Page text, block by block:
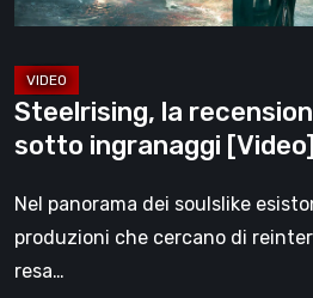
Steelrising, la
sotto ingranaggi [Video]
Nel panorama dei soulslike
produzioni che cercano di
resa…